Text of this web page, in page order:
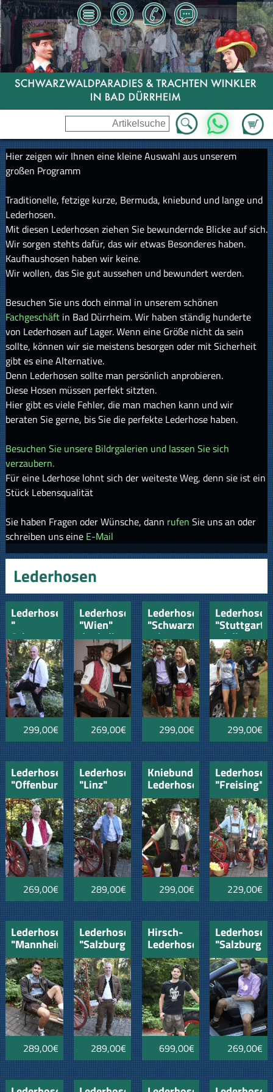
Zum
WhatsApp
Hier zeigen wir Ihnen eine kleine Auswahl aus unserem
großen Programm
Traditionelle, fetzige kurze, Bermuda, kniebund und lange und
Lederhosen.
Mit diesen Lederhosen ziehen Sie bewundernde Blicke auf sich.
Wir sorgen stehts dafür, das wir etwas Besonderes haben.
Kaufhaushosen haben wir keine.
Wir wollen, das Sie gut aussehen und bewundert werden.
Besuchen Sie uns doch einmal in unserem schönen
Fachgeschäft in Bad Dürrheim. Wir haben ständig hunderte
von Lederhosen auf Lager. Wenn eine Größe nicht da sein
sollte, können wir sie meistens besorgen oder mit Sicherheit
gibt es eine Alternative.
Denn Lederhosen sollte man persönlich anprobieren.
Diese Hosen müssen perfekt sitzten.
Hier gibt es viele Fehler, die man machen kann und wir
beraten Sie gerne, bis Sie die perfekte Lederhose haben.
Besuchen Sie unsere Bildrgalerien und lassen Sie sich
verzaubern.
Für eine Lderhose lohnt sich der weiteste Weg, denn sie ist ein
Stück Lebensqualität
Sie haben Fragen oder Wünsche, dann rufen Sie uns an oder
schreiben uns eine E-Mail
Lederhosen
Lederhose
"
Schwarzwald
" schwarz
299,00€
Lederhose
"Wien"
dunkelbraun
269,00€
Lederhose
"Schwarzwald"
schwarz
299,00€
Lederhose
"Stuttgart"
edelbraun
299,00€
Lederhose
"Offenburg"
rehbraun
269,00€
Lederhose
"Linz"
289,00€
Kniebund-
Lederhose
"Chimsee"
braun
299,00€
Lederhose
"Freising"
229,00€
Lederhose
"Mannheim"
braun
289,00€
Lederhose
"Salzburg"
289,00€
Hirsch-
Lederhose"München"
699,00€
Lederhose
"Salzburg"
269,00€